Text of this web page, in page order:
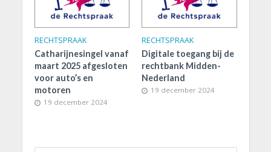
RECHTSPRAAK
Catharijnesingel vanaf
maart 2025 afgesloten
voor auto’s en
motoren
19 december 2024
RECHTSPRAAK
Digitale toegang bij de
rechtbank Midden-
Nederland
19 december 2024